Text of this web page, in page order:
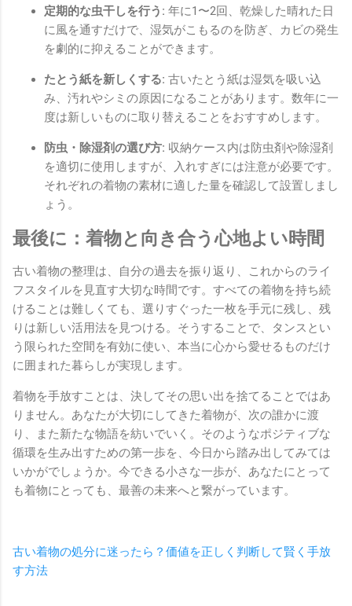
定期的な虫干しを行う: 年に1〜2回、乾燥した晴れた日
に風を通すだけで、湿気がこもるのを防ぎ、カビの発生
を劇的に抑えることができます。
たとう紙を新しくする: 古いたとう紙は湿気を吸い込
み、汚れやシミの原因になることがあります。数年に一
度は新しいものに取り替えることをおすすめします。
防虫・除湿剤の選び方: 収納ケース内は防虫剤や除湿剤
を適切に使用しますが、入れすぎには注意が必要です。
それぞれの着物の素材に適した量を確認して設置しまし
ょう。
最後に：着物と向き合う心地よい時間
古い着物の整理は、自分の過去を振り返り、これからのライ
フスタイルを見直す大切な時間です。すべての着物を持ち続
けることは難しくても、選りすぐった一枚を手元に残し、残
りは新しい活用法を見つける。そうすることで、タンスとい
う限られた空間を有効に使い、本当に心から愛せるものだけ
に囲まれた暮らしが実現します。
着物を手放すことは、決してその思い出を捨てることではあ
りません。あなたが大切にしてきた着物が、次の誰かに渡
り、また新たな物語を紡いでいく。そのようなポジティブな
循環を生み出すための第一歩を、今日から踏み出してみては
いかがでしょうか。今できる小さな一歩が、あなたにとって
も着物にとっても、最善の未来へと繋がっています。
古い着物の処分に迷ったら？価値を正しく判断して賢く手放
す方法